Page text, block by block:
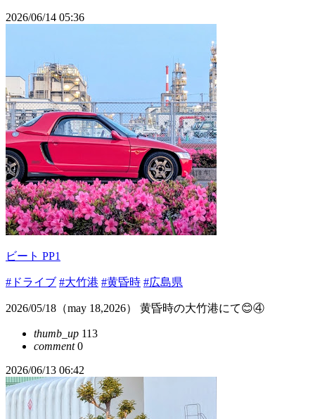
2026/06/14 05:36
ビート PP1
#ドライブ #大竹港 #黄昏時 #広島県
2026/05/18（may 18,2026） 黄昏時の大竹港にて😊④
thumb_up 113
comment0
2026/06/13 06:42